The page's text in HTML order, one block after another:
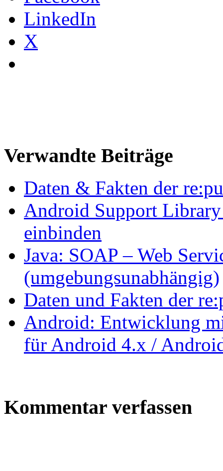
LinkedIn
X
Verwandte Beiträge
Daten & Fakten der
Android Support
einbinden
Java: SOAP – Web
(umgebungsunabhängig)
Daten und Fakten der
Android: Entwicklung
für Android 4.x /
Kommentar verfassen